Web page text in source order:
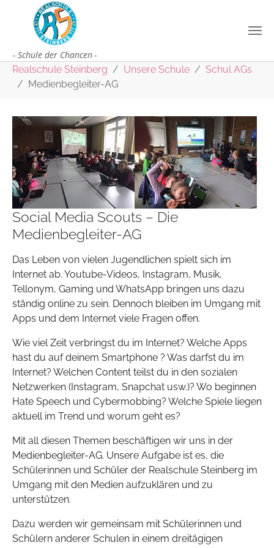
Zum Hauptinhalt springen
Sie sind hier:
Realschule Steinberg Unsere Schule
Schul AGs
Medienbegleiter-AG
Social Media Scouts – Die
Medienbegleiter-AG
Das Leben von vielen Jugendlichen spielt sich im
Internet ab. Youtube-Videos, Instagram, Musik,
Tellonym, Gaming und WhatsApp bringen uns dazu
ständig online zu sein. Dennoch bleiben im Umgang mit
Apps und dem Internet viele Fragen offen.
Wie viel Zeit verbringst du im Internet? Welche Apps
hast du auf deinem Smartphone ? Was darfst du im
Internet? Welchen Content teilst du in den sozialen
Netzwerken (Instagram, Snapchat usw.)? Wo beginnen
Hate Speech und Cybermobbing? Welche Spiele liegen
aktuell im Trend und worum geht es?
Mit all diesen Themen beschäftigen wir uns in der
Medienbegleiter-AG. Unsere Aufgabe ist es, die
Schülerinnen und Schüler der Realschule Steinberg im
Umgang mit den Medien aufzuklären und zu
unterstützen.
Dazu werden wir gemeinsam mit Schülerinnen und
Schülern anderer Schulen in einem dreitägigen